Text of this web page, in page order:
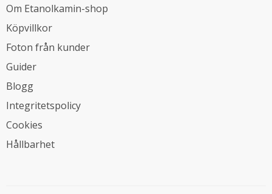
Om Etanolkamin-shop
Köpvillkor
Foton från kunder
Guider
Blogg
Integritetspolicy
Cookies
Hållbarhet